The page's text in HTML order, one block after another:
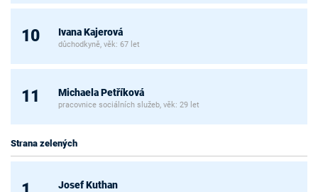
10 Ivana Kajerová
důchodkyně, věk: 67 let
11 Michaela Petříková
pracovnice sociálních služeb, věk: 29 let
Strana zelených
Josef Kuthan